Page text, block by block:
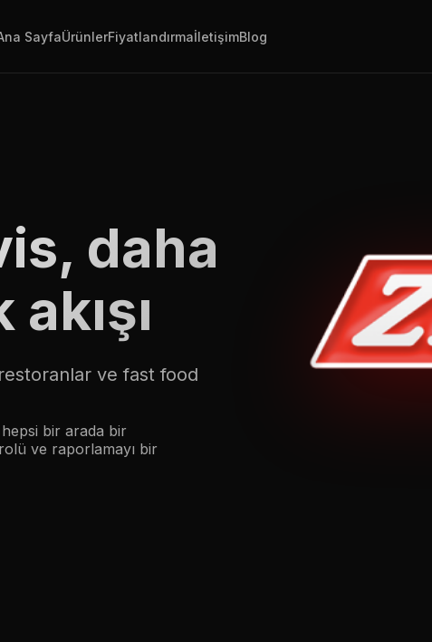
SayfaÜrünlerFiyatlandırmaİletişimBlog
daha
ve fast food
bir arada bir
ve raporlamayı bir